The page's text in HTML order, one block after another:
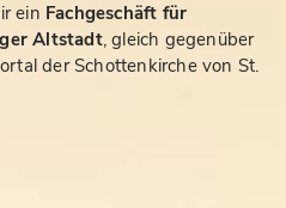
ein Fachgeschäft für
Altstadt, gleich gegenüber
der Schottenkirche von St.